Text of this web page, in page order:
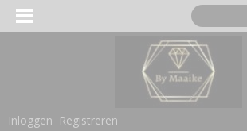
Inloggen Registreren